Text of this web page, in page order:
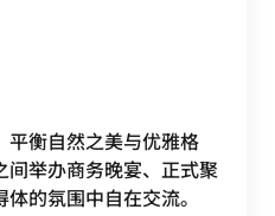
平衡自然之美与优雅格
举办商务晚宴、正式聚
的氛围中自在交流。